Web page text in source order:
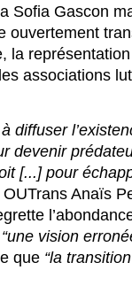
Sofia Gascon
ouvertement
la
associations
diffuser
devenir
[...] pour
Anaïs
“une vision
que “la